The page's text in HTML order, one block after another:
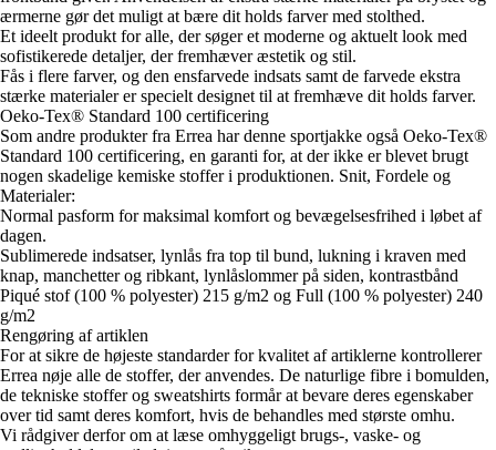
ærmerne gør det muligt at bære dit holds farver med stolthed.
Et ideelt produkt for alle, der søger et moderne og aktuelt look med
sofistikerede detaljer, der fremhæver æstetik og stil.
Fås i flere farver, og den ensfarvede indsats samt de farvede ekstra
stærke materialer er specielt designet til at fremhæve dit holds farver.
Oeko-Tex® Standard 100 certificering
Som andre produkter fra Errea har denne sportjakke også Oeko-Tex®
Standard 100 certificering, en garanti for, at der ikke er blevet brugt
nogen skadelige kemiske stoffer i produktionen. Snit, Fordele og
Materialer:
Normal pasform for maksimal komfort og bevægelsesfrihed i løbet af
dagen.
Sublimerede indsatser, lynlås fra top til bund, lukning i kraven med
knap, manchetter og ribkant, lynlåslommer på siden, kontrastbånd
Piqué stof (100 % polyester) 215 g/m2 og Full (100 % polyester) 240
g/m2
Rengøring af artiklen
For at sikre de højeste standarder for kvalitet af artiklerne kontrollerer
Errea nøje alle de stoffer, der anvendes. De naturlige fibre i bomulden,
de tekniske stoffer og sweatshirts formår at bevare deres egenskaber
over tid samt deres komfort, hvis de behandles med største omhu.
Vi rådgiver derfor om at læse omhyggeligt brugs-, vaske- og